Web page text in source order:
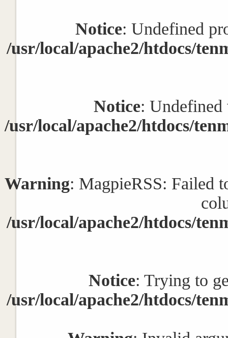
Notice: Undefined
/usr/local/apache2/htdocs/
Notice: Undefined
/usr/local/apache2/htdocs/
Warning: MagpieRSS: Failed
/usr/local/apache2/htdocs/
Notice: Trying to
/usr/local/apache2/htdocs/